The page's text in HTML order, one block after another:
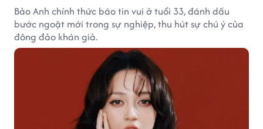
Bảo Anh chính thức báo tin vui ở tuổi 33, đánh dấu
bước ngoặt mới trong sự nghiệp, thu hút sự chú ý của
đông đảo khán giả.